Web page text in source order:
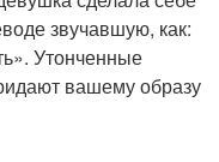
звучавшую, как:
Утонченные
вашему образу